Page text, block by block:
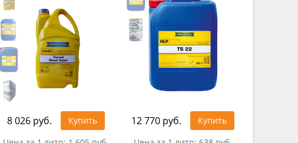
8 026 руб.
Купить
12 770 руб.
Купить